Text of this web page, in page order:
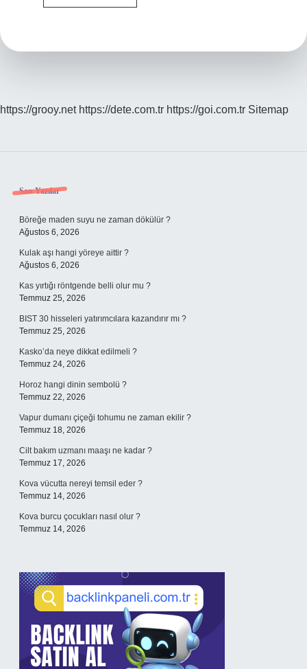
Cins
https://grooy.net https://dete.com.tr https://goi.com.tr Sitemap
Sidebar
Son Yazılar
Böreğe maden suyu ne zaman dökülür ?
Ağustos 6, 2026
Kulak aşı hangi yöreye aittir ?
Ağustos 6, 2026
Kas yırtığı röntgende belli olur mu ?
Temmuz 25, 2026
BIST 30 hisseleri yatırımcılara kazandırır mı ?
Temmuz 25, 2026
Kasko’da neye dikkat edilmeli ?
Temmuz 24, 2026
Horoz hangi dinin sembolü ?
Temmuz 22, 2026
Vapur dumanı çiçeği tohumu ne zaman ekilir ?
Temmuz 18, 2026
Cilt bakım uzmanı maaşı ne kadar ?
Temmuz 17, 2026
Kova vücutta nereyi temsil eder ?
Temmuz 14, 2026
Kova burcu çocukları nasıl olur ?
Temmuz 14, 2026